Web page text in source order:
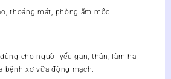
thoáng mát, phòng ẩm mốc.
cho người yếu gan, thận, làm hạ
bệnh xơ vữa động mạch.